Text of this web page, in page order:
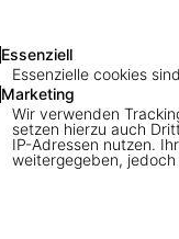
Essenziell
Essenzielle cookies
Marketing
Wir verwenden
setzen hierzu auch
IP-Adressen nutzen.
weitergegeben,